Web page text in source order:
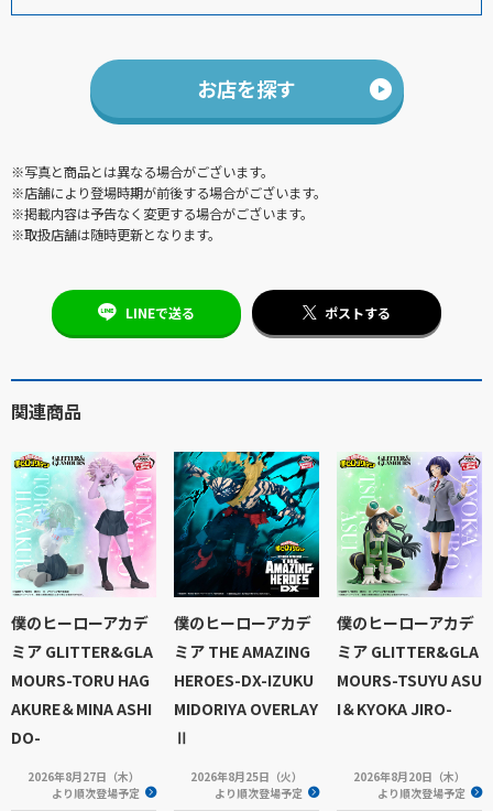
お店を探す
※写真と商品とは異なる場合がございます。
※店舗により登場時期が前後する場合がございます。
※掲載内容は予告なく変更する場合がございます。
※取扱店舗は随時更新となります。
LINEで送る ポストする
関連商品
僕のヒーローアカデ
ミア GLITTER&GLA
MOURS-TORU HAG
AKURE＆MINA ASHI
DO-
2026年8月27日（木）
より順次登場予定
僕のヒーローアカデ
ミア THE AMAZING
HEROES-DX-IZUKU
MIDORIYA OVERLAY
Ⅱ
2026年8月25日（火）
より順次登場予定
僕のヒーローアカデ
ミア GLITTER&GLA
MOURS-TSUYU ASU
I＆KYOKA JIRO-
2026年8月20日（木）
より順次登場予定